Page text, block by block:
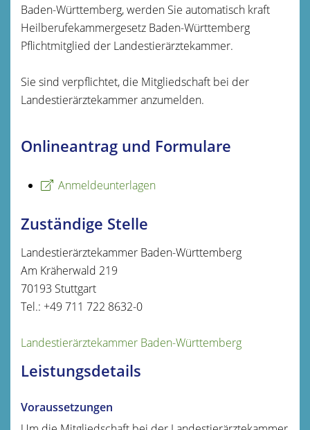
Baden-Württemberg, werden Sie automatisch kraft
Heilberufekammergesetz Baden-Württemberg
Pflichtmitglied der Landestierärztekammer.
Sie sind verpflichtet, die Mitgliedschaft bei der
Landestierärztekammer anzumelden.
Onlineantrag und Formulare
Anmeldeunterlagen
Zuständige Stelle
Landestierärztekammer Baden-Württemberg
Am Kräherwald 219
70193 Stuttgart
Tel.: +49 711 722 8632-0
Landestierärztekammer Baden-Württemberg
Leistungsdetails
Voraussetzungen